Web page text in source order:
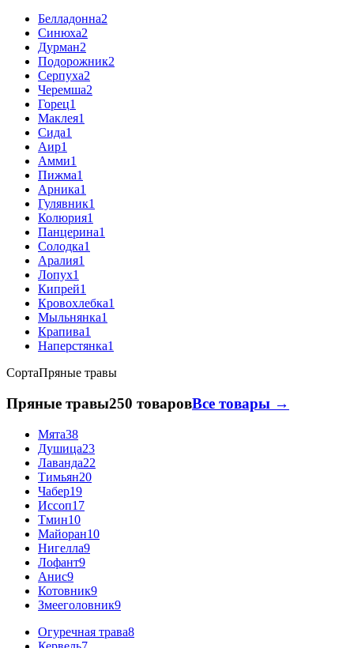
Белладонна2
Синюха2
Дурман2
Подорожник2
Серпуха2
Черемша2
Горец1
Маклея1
Сида1
Аир1
Амми1
Пижма1
Арника1
Гулявник1
Колюрия1
Панцерина1
Солодка1
Аралия1
Лопух1
Кипрей1
Кровохлебка1
Мыльнянка1
Крапива1
Наперстянка1
СортаПряные травы
Пряные травы250 товаровВсе товары →
Мята38
Душица23
Лаванда22
Тимьян20
Чабер19
Иссоп17
Тмин10
Майоран10
Нигелла9
Лофант9
Анис9
Котовник9
Змееголовник9
Огуречная трава8